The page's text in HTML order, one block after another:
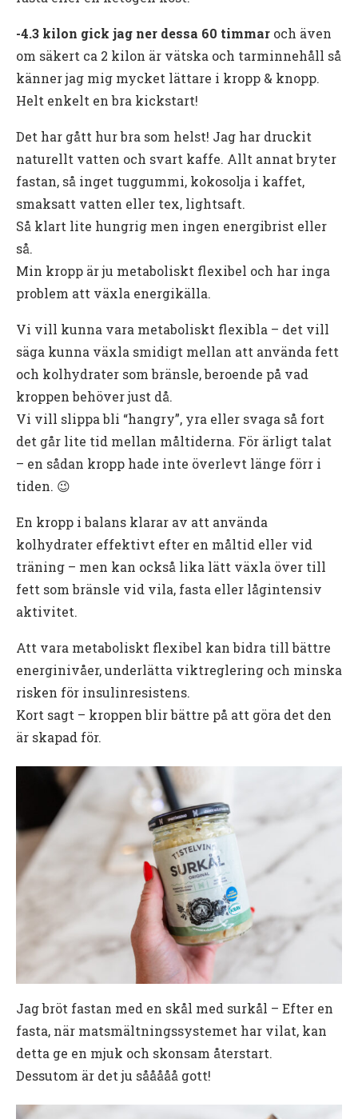
-4.3 kilon gick jag ner dessa 60 timmar och även
om säkert ca 2 kilon är vätska och tarminnehåll så
känner jag mig mycket lättare i kropp & knopp.
Helt enkelt en bra kickstart!
Det har gått hur bra som helst! Jag har druckit
naturellt vatten och svart kaffe. Allt annat bryter
fastan, så inget tuggummi, kokosolja i kaffet,
smaksatt vatten eller tex, lightsaft.
Så klart lite hungrig men ingen energibrist eller
så.
Min kropp är ju metaboliskt flexibel och har inga
problem att växla energikälla.
Vi vill kunna vara metaboliskt flexibla – det vill
säga kunna växla smidigt mellan att använda fett
och kolhydrater som bränsle, beroende på vad
kroppen behöver just då.
Vi vill slippa bli “hangry”, yra eller svaga så fort
det går lite tid mellan måltiderna. För ärligt talat
– en sådan kropp hade inte överlevt länge förr i
tiden. 😉
En kropp i balans klarar av att använda
kolhydrater effektivt efter en måltid eller vid
träning – men kan också lika lätt växla över till
fett som bränsle vid vila, fasta eller lågintensiv
aktivitet.
Att vara metaboliskt flexibel kan bidra till bättre
energinivåer, underlätta viktreglering och minska
risken för insulinresistens.
Kort sagt – kroppen blir bättre på att göra det den
är skapad för.
Jag bröt fastan med en skål med surkål – Efter en
fasta, när matsmältningssystemet har vilat, kan
detta ge en mjuk och skonsam återstart.
Dessutom är det ju sååååå gott!